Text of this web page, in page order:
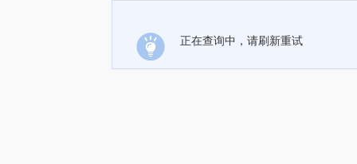
正在查询中，请刷新重试